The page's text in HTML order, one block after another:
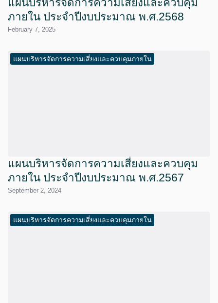
แผนบริหารจัดการความเสี่ยงและควบคุม
ภายใน ประจำปีงบประมาณ พ.ศ.2568
February 7, 2025
แผนบริหารจัดการความเสี่ยงและควบคุมภายใน
แผนบริหารจัดการความเสี่ยงและควบคุม
ภายใน ประจำปีงบประมาณ พ.ศ.2567
September 2, 2024
แผนบริหารจัดการความเสี่ยงและควบคุมภายใน